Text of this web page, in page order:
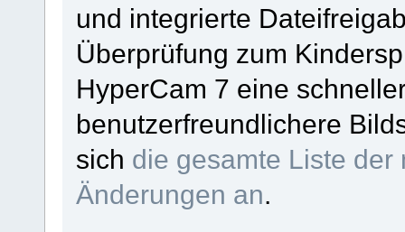
und integrierte
Überprüfung zum
HyperCam 7 eine
benutzerfreundlichere
sich die gesamte Liste
Änderungen an.